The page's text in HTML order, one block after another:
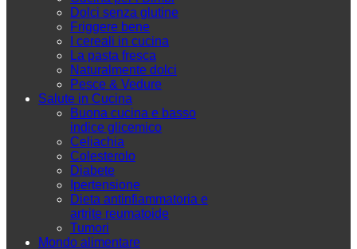
Dolci senza glutine
Friggere bene
I cereali in cucina
La pasta fresca
Naturalmente dolci
Pesce & Vedure
Salute in Cucina
Buona cucina e basso
indice glicemico
Celiachia
Colesterolo
Diabete
Ipertensione
Dieta antinfiammatoria e
artrite reumatoide
Tumori
Mondo alimentare